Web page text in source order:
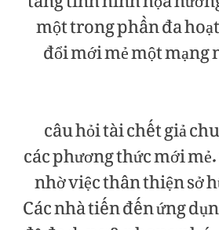
một trong phần đa
đổi mới mẻ một
câu hỏi tài chết giả
các phương thức mới
nhờ việc thân thiện sở
Các nhà tiến đến ứng